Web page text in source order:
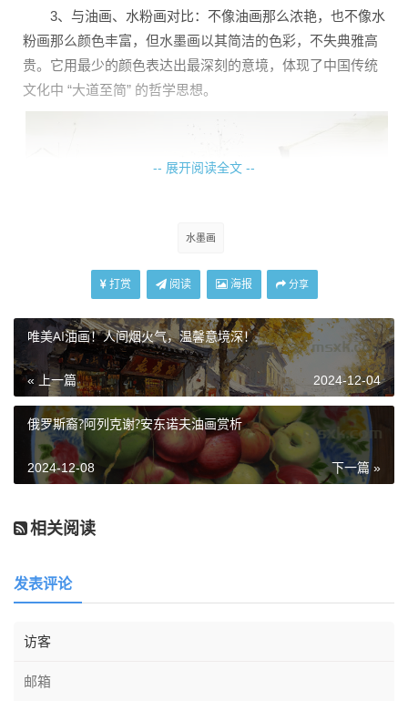
3、与油画、水粉画对比：不像油画那么浓艳，也不像水
粉画那么颜色丰富，但水墨画以其简洁的色彩，不失典雅高
贵。它用最少的颜色表达出最深刻的意境，体现了中国传统
文化中 “大道至简” 的哲学思想。
-- 展开阅读全文 --
水墨画
打赏 阅读 海报 分享
唯美AI油画！人间烟火气，温馨意境深！
« 上一篇 2024-12-04
俄罗斯裔?阿列克谢?安东诺夫油画赏析
下一篇 »
2024-12-08
相关阅读
发表评论